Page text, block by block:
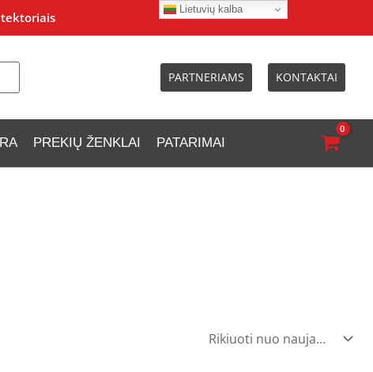
PARTNERIAMS KONTAKTAI
PREKIŲ ŽENKLAI PATARIMAI
Lietuvių kalba